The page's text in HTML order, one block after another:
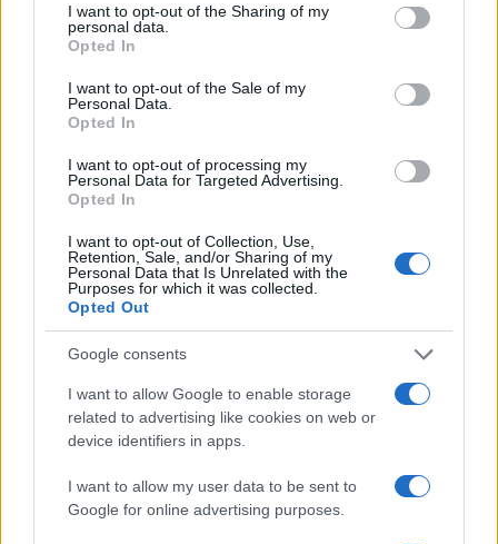
not limited to your visit or usage behaviour. You may click to
grant or deny consent to Google and its third-party tags to
use your data for below specified purposes in below Google
consent section.
I want to opt-out of the Sharing of my
personal data.
Opted In
I want to opt-out of the Sale of my
Personal Data.
Opted In
I want to opt-out of processing my
Personal Data for Targeted Advertising.
Opted In
I want to opt-out of Collection, Use,
Retention, Sale, and/or Sharing of my
Personal Data that Is Unrelated with the
Purposes for which it was collected.
Opted Out
Google consents
I want to allow Google to enable storage
related to advertising like cookies on web or
device identifiers in apps.
I want to allow my user data to be sent to
Google for online advertising purposes.
TEMI:
Discarica Spiritu Santu
Inquinamento Spiritu Santu
Spiritu Santu
Entra nel canale telegram di
i tuoi video e le tue foto
Su WhatsApp al numero +39
345 356 7512
Ricevi le nostre ultime news